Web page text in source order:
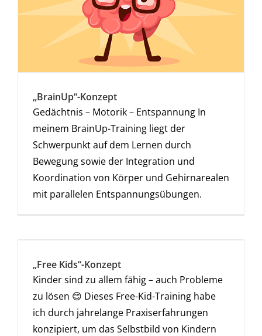
„BrainUp“-Konzept
Gedächtnis – Motorik – Entspannung In
meinem BrainUp-Training liegt der
Schwerpunkt auf dem Lernen durch
Bewegung sowie der Integration und
Koordination von Körper und Gehirnarealen
mit parallelen Entspannungsübungen.
„Free Kids“-Konzept
Kinder sind zu allem fähig – auch Probleme
zu lösen 😊 Dieses Free-Kid-Training habe
ich durch jahrelange Praxiserfahrungen
konzipiert, um das Selbstbild von Kindern